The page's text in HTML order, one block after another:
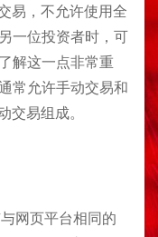
易，不允许使用全
一位投资者时，可
解这一点非常重
常允许手动交易和
易组成。
网页平台相同的